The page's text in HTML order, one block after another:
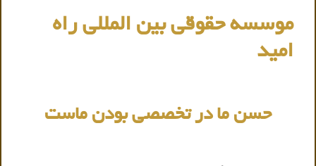
موسسه حقوقی بین المللی راه
امید
حسن ما در تخصصی بودن ماست